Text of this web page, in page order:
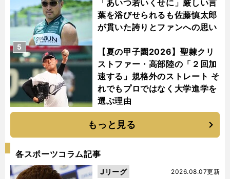
「あいつ若いくせに」厳しい言
葉を浴びせられるも佐藤慎太郎
が貫いた誇りとファンへの思い
【夏の甲子園2026】聖隷クリ
ストファー・高部陸の「２回加
速する」規格外のストレート そ
れでもプロではなく大学進学を
選ぶ理由
5
もっと見る
各スポーツコラム記事
2026.08.07更新
Jリーグ